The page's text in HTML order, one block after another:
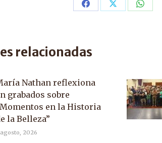
Share Share Share
relacionadas
Nathan reflexiona
grabados sobre
en la Historia
la Belleza”
2026